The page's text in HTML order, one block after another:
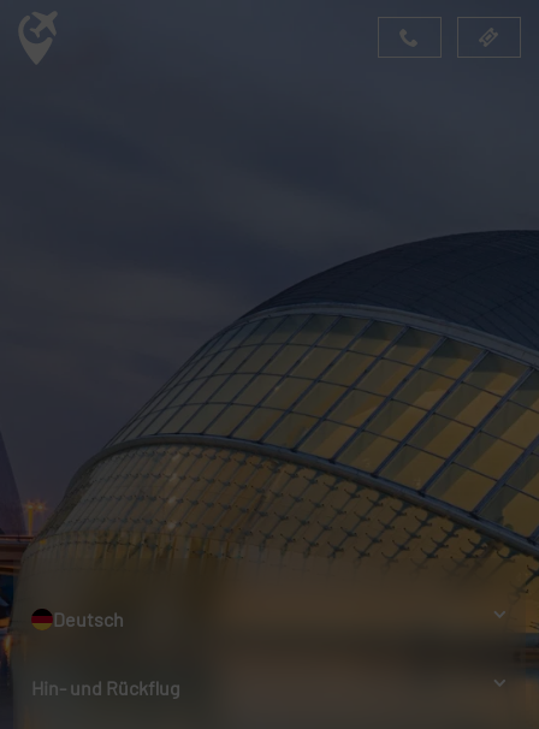
Deutsch
Hin- und Rückflug